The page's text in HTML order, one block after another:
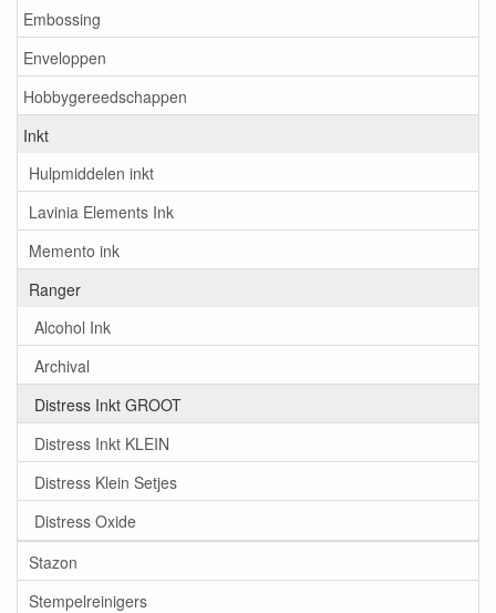
Embossing
Enveloppen
Hobbygereedschappen
Inkt
Hulpmiddelen inkt
Lavinia Elements Ink
Memento ink
Ranger
Alcohol Ink
Archival
Distress Inkt GROOT
Distress Inkt KLEIN
Distress Klein Setjes
Distress Oxide
Stazon
Stempelreinigers